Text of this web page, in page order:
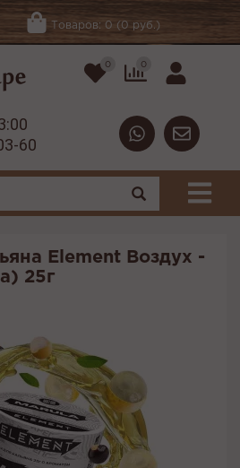
Товаров: 0 (0 руб.)
0 0
60
Element Воздух -
25г